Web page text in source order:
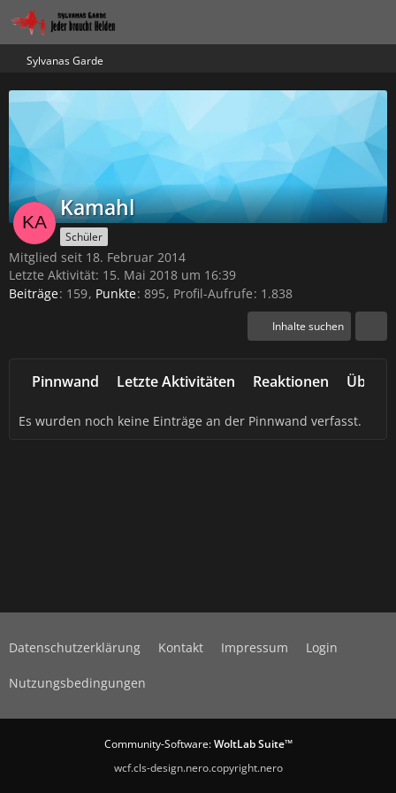
Sylvanas Garde
Kamahl
Schüler
Mitglied seit 18. Februar 2014
Letzte Aktivität: 15. Mai 2018 um 16:39
Beiträge 159 Punkte 895 Profil-Aufrufe 1.838
Inhalte suchen
Pinnwand Letzte Aktivitäten Reaktionen Über
Es wurden noch keine Einträge an der Pinnwand verfasst.
Datenschutzerklärung Kontakt Impressum Login
Nutzungsbedingungen
Community-Software:WoltLab Suite™
wcf.cls-design.nero.copyright.nero